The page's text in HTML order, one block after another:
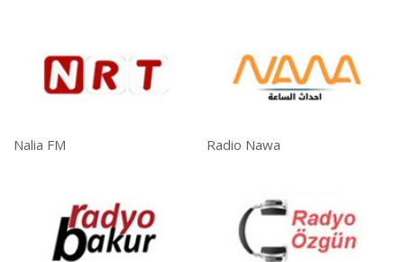
Nalia FM Radio Nawa